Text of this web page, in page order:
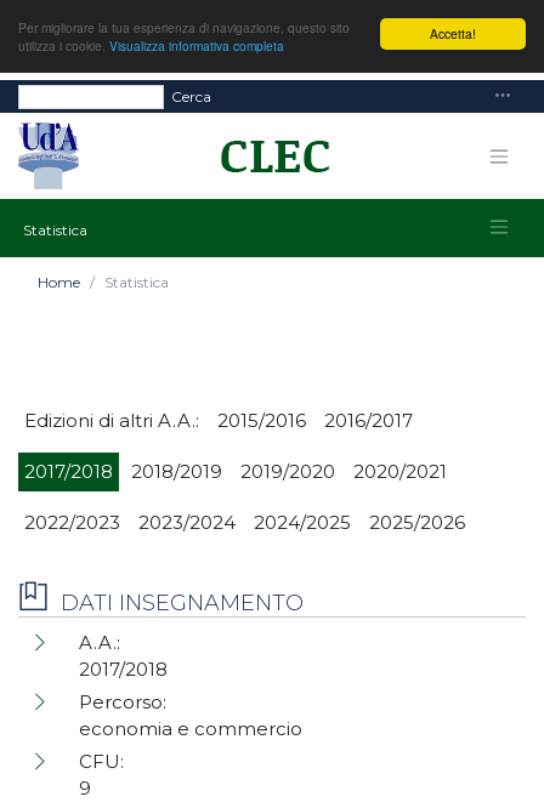
Accetta!
Per migliorare la tua esperienza di navigazione, questo sito
utilizza i cookie. Visualizza informativa completa
Cerca
Statistica
Home Statistica
Edizioni di altri A.A.: 2015/2016 2016/2017
2017/2018 2018/2019 2019/2020 2020/2021
2022/2023 2023/2024 2024/2025 2025/2026
DATI INSEGNAMENTO
A.A.:
2017/2018
Percorso:
economia e commercio
CFU:
9